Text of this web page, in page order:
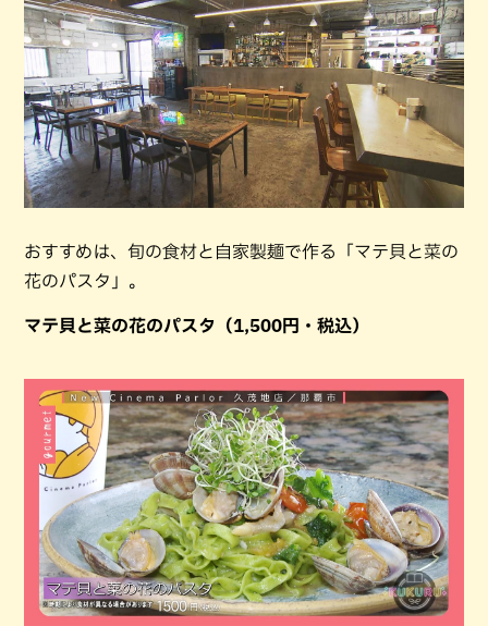
おすすめは、旬の食材と自家製麺で作る「マテ貝と菜の
花のパスタ」。
マテ貝と菜の花のパスタ（1,500円・税込）